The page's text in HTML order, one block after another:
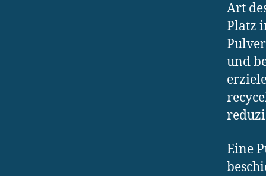
Art
Platz
und
Eine